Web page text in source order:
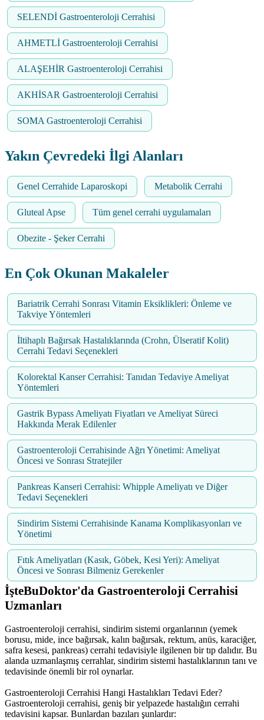
SELENDİ Gastroenteroloji Cerrahisi
AHMETLİ Gastroenteroloji Cerrahisi
ALAŞEHİR Gastroenteroloji Cerrahisi
AKHİSAR Gastroenteroloji Cerrahisi
SOMA Gastroenteroloji Cerrahisi
Yakın Çevredeki İlgi Alanları
Genel Cerrahide Laparoskopi Metabolik Cerrahi
Gluteal Apse Tüm genel cerrahi uygulamaları
Obezite - Şeker Cerrahi
En Çok Okunan Makaleler
Bariatrik Cerrahi Sonrası Vitamin Eksiklikleri: Önleme ve
Takviye Yöntemleri
İltihaplı Bağırsak Hastalıklarında (Crohn, Ülseratif Kolit)
Cerrahi Tedavi Seçenekleri
Kolorektal Kanser Cerrahisi: Tanıdan Tedaviye Ameliyat
Yöntemleri
Gastrik Bypass Ameliyatı Fiyatları ve Ameliyat Süreci
Hakkında Merak Edilenler
Gastroenteroloji Cerrahisinde Ağrı Yönetimi: Ameliyat
Öncesi ve Sonrası Stratejiler
Pankreas Kanseri Cerrahisi: Whipple Ameliyatı ve Diğer
Tedavi Seçenekleri
Sindirim Sistemi Cerrahisinde Kanama Komplikasyonları ve
Yönetimi
Fıtık Ameliyatları (Kasık, Göbek, Kesi Yeri): Ameliyat
Öncesi ve Sonrası Bilmeniz Gerekenler
İşteBuDoktor'da Gastroenteroloji Cerrahisi
Uzmanları
Gastroenteroloji cerrahisi, sindirim sistemi organlarının (yemek
borusu, mide, ince bağırsak, kalın bağırsak, rektum, anüs, karaciğer,
safra kesesi, pankreas) cerrahi tedavisiyle ilgilenen bir tıp dalıdır. Bu
alanda uzmanlaşmış cerrahlar, sindirim sistemi hastalıklarının tanı ve
tedavisinde önemli bir rol oynarlar.
Gastroenteroloji Cerrahisi Hangi Hastalıkları Tedavi Eder?
Gastroenteroloji cerrahisi, geniş bir yelpazede hastalığın cerrahi
tedavisini kapsar. Bunlardan bazıları şunlardır: